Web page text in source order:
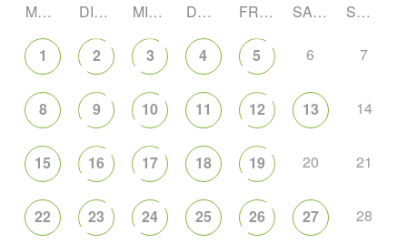
MONTAG DIENSTAG MITTWOCH DONNERSTAG FREITAG SAMSTAG SONNTAG
1 2 3 4 5 6 7
8 9 10 11 12 13 14
15 16 17 18 19 20 21
22 23 24 25 26 27 28